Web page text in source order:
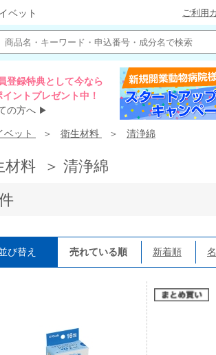
ベット ご利用
登録特典として今なら
ントプレゼント中！
の方へ ▶
ベット 衛生材料 清浄綿
材料 ＞ 清浄綿
び替え 売れている順 新着順